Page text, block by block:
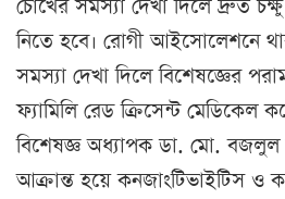
চোখের সমস্যা দেখা দিলে দ্রুত চক্ষু
নিতে হবে। রোগী আইসোলেশনে
সমস্যা দেখা দিলে বিশেষজ্ঞের
ফ্যামিলি রেড ক্রিসেন্ট মেডিকেল
বিশেষজ্ঞ অধ্যাপক ডা. মো. বজলুল
আক্রান্ত হয়ে কনজাংটিভাইটিস ও